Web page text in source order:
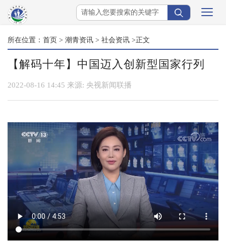
所在位置： 首页 > 潮青资讯 > 社会资讯 >正文
【解码十年】中国迈入创新型国家行列
2022-08-16 14:45 来源: 央视新闻联播